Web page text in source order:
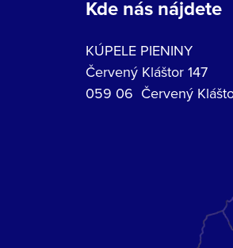
Kde nás nájdete
KÚPELE PIENINY
Červený Kláštor 147
059 06 Červený